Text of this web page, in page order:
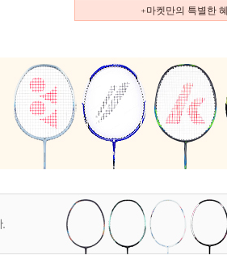
+마켓만의 특별한